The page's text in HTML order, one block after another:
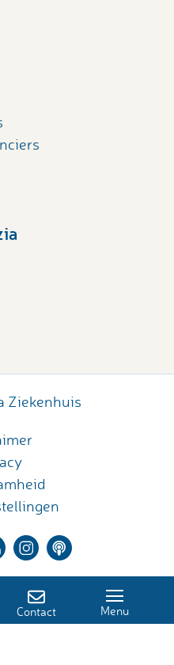
Ziekenhuis
Contact Menu